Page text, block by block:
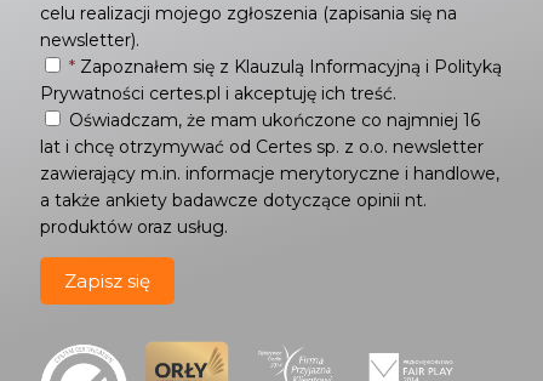
celu realizacji mojego zgłoszenia (zapisania się na
newsletter).
* Zapoznałem się z Klauzulą Informacyjną i Polityką
Prywatności certes.pl i akceptuję ich treść.
Oświadczam, że mam ukończone co najmniej 16
lat i chcę otrzymywać od Certes sp. z o.o. newsletter
zawierający m.in. informacje merytoryczne i handlowe,
a także ankiety badawcze dotyczące opinii nt.
produktów oraz usług.